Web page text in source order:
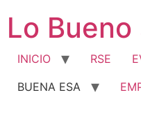
contenido
Lo
INICIO RSE
BUENA ESA